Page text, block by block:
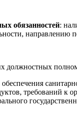
обязанностей:
направлению
должностных
требований к